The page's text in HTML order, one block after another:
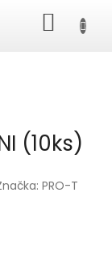
KOŠÍK
(10ks)
PRO-T